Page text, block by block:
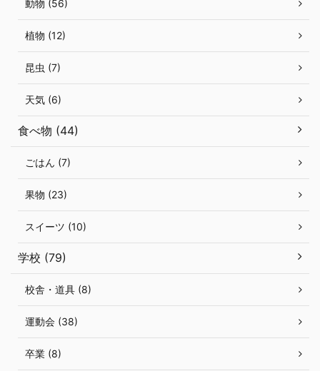
動物 (56)
植物 (12)
昆虫 (7)
天気 (6)
食べ物 (44)
ごはん (7)
果物 (23)
スイーツ (10)
学校 (79)
校舎・道具 (8)
運動会 (38)
卒業 (8)